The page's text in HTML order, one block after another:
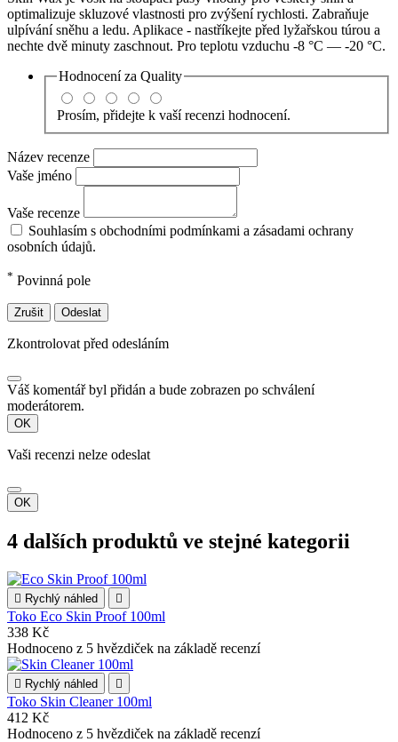
optimalizuje skluzové vlastnosti pro zvýšení rychlosti. Zabraňuje
ulpívání sněhu a ledu. Aplikace - nastříkejte před lyžařskou túrou a
nechte dvě minuty zaschnout. Pro teplotu vzduchu -8 °C — -20 °C.
Hodnocení za Quality
Prosím, přidejte k vaší recenzi hodnocení.
Název recenze
Vaše jméno
Vaše recenze
Souhlasím s obchodními podmínkami a zásadami ochrany
osobních údajů.
* Povinná pole
Zrušit Odeslat
Zkontrolovat před odesláním
Váš komentář byl přidán a bude zobrazen po schválení
moderátorem.
OK
Vaši recenzi nelze odeslat
OK
4 dalších produktů ve stejné kategorii
 Rychlý náhled 
Toko Eco Skin Proof 100ml
338 Kč
Hodnoceno z 5 hvězdiček na základě recenzí
 Rychlý náhled 
Toko Skin Cleaner 100ml
412 Kč
Hodnoceno z 5 hvězdiček na základě recenzí